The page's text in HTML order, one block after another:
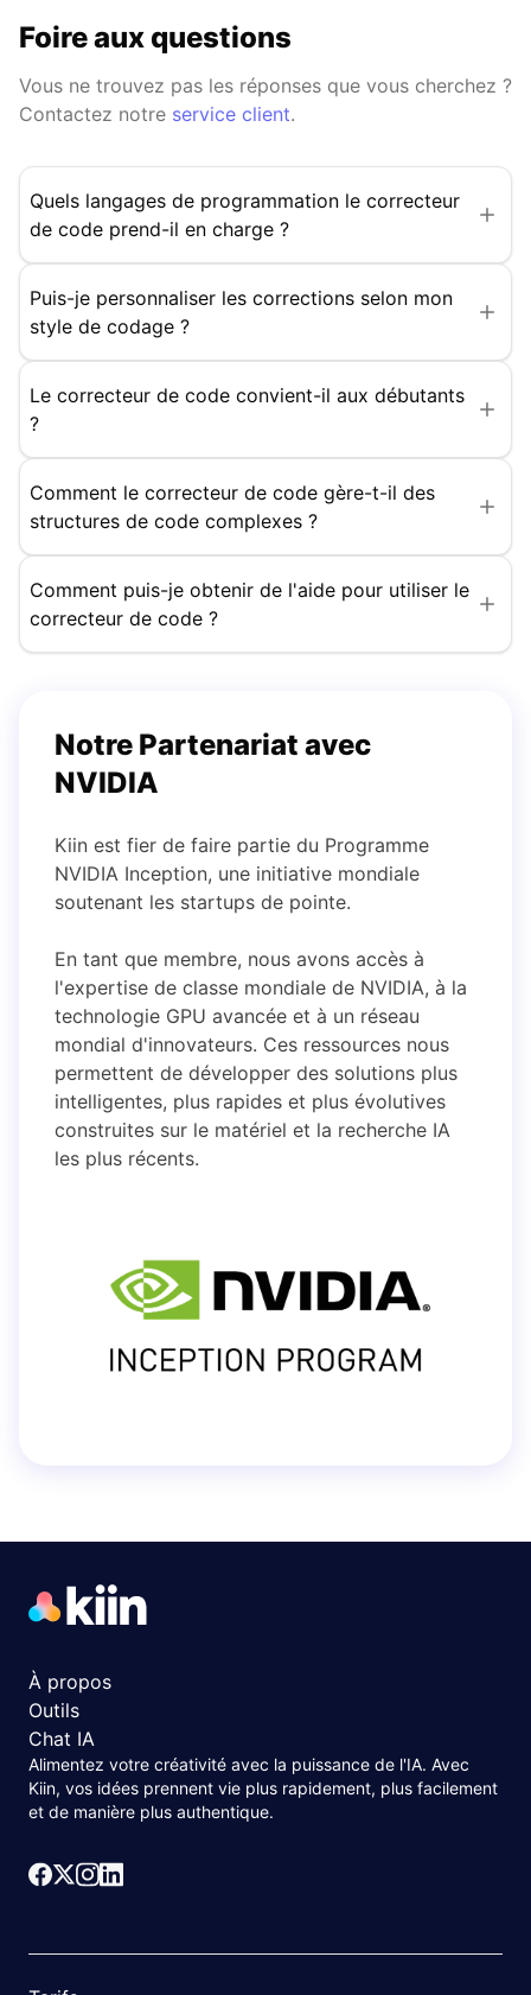
Foire aux questions
Vous ne trouvez pas les réponses que vous cherchez ?
Contactez notre service client.
Quels langages de programmation le correcteur
de code prend-il en charge ?
Puis-je personnaliser les corrections selon mon
style de codage ?
Le correcteur de code convient-il aux débutants
?
Comment le correcteur de code gère-t-il des
structures de code complexes ?
Comment puis-je obtenir de l'aide pour utiliser le
correcteur de code ?
Notre Partenariat avec
NVIDIA
Kiin est fier de faire partie du Programme
NVIDIA Inception, une initiative mondiale
soutenant les startups de pointe.
En tant que membre, nous avons accès à
l'expertise de classe mondiale de NVIDIA, à la
technologie GPU avancée et à un réseau
mondial d'innovateurs. Ces ressources nous
permettent de développer des solutions plus
intelligentes, plus rapides et plus évolutives
construites sur le matériel et la recherche IA
les plus récents.
À propos
Outils
Chat IA
Alimentez votre créativité avec la puissance de l'IA. Avec
Kiin, vos idées prennent vie plus rapidement, plus facilement
et de manière plus authentique.